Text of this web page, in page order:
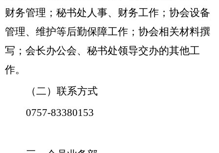
财务管理；秘书处人事、财务工作；协会设备
管理、维护等后勤保障工作；协会相关材料撰
写；会长办公会、秘书处领导交办的其他工
作。
（二）联系方式
0757-83380153